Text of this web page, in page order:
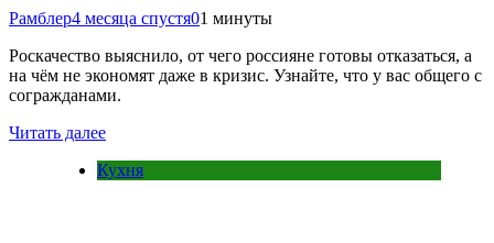
Рамблер4 месяца спустя01 минуты
Роскачество выяснило, от чего россияне готовы отказаться, а
на чём не экономят даже в кризис. Узнайте, что у вас общего с
согражданами.
Читать далее
Кухня